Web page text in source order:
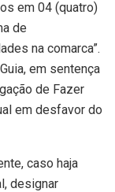
em 04 (quatro)
de
na comarca”.
em sentença
de Fazer
em desfavor do
caso haja
designar